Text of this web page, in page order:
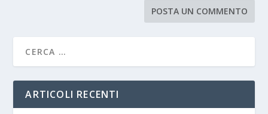
ARTICOLI RECENTI